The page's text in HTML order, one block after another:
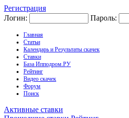
Регистрация
Логин:
Пароль:
Главная
Статьи
Календарь и Результаты скачек
Ставки
База Ипподром.РУ
Рейтинг
Видео скачек
Форум
Поиск
Активные ставки